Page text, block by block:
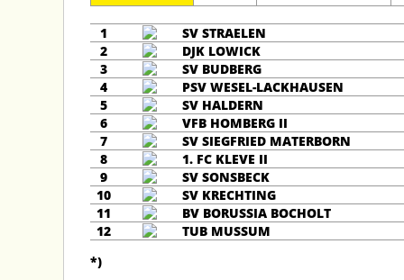
1
SV STRAELEN
2
DJK LOWICK
3
SV BUDBERG
4
PSV WESEL-LACKHAUSEN
5
SV HALDERN
6
VFB HOMBERG II
7
SV SIEGFRIED MATERBORN
8
1. FC KLEVE II
9
SV SONSBECK
10
SV KRECHTING
11
BV BORUSSIA BOCHOLT
12
TUB MUSSUM
*)